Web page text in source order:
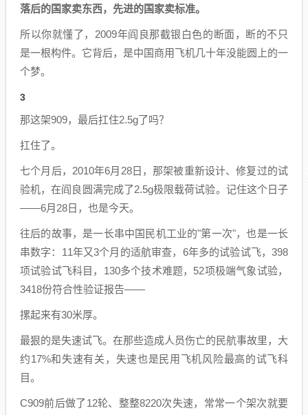
落后的国家卖东西，先进的国家卖标准。
所以你就懂了，2009年阎良那截银白色的断面，断的不只
是一根构件。它背后，是中国商用飞机几十年没能圆上的一
个梦。
3
那这架909，最后扛住2.5g了吗？
扛住了。
七个月后，2010年6月28日，那架被重新设计、修复过的试
验机，在阎良圆满完成了2.5g极限载荷试验。记住这个日子
——6月28日，也是今天。
往后的故事，是一长串中国民机工业的"第一次"，也是一长
串数字：11年又3个月的适航审查，6年多的试验试飞，398
项试验试飞科目，130多个技术难题，52项极端气象试验，
3418份符合性验证报告——
摞起来有30米厚。
最狠的是失速试飞。在那些造成人员伤亡的民航事故里，大
约17%和失速有关，失速也是民用飞机风险最高的试飞科
目。
C909前后做了12轮、整整8220次失速，常常一个架次就要